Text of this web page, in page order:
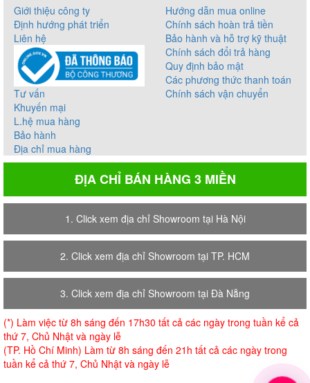
Giới thiệu công ty
Định hướng phát triển
Liên hệ
Tư vấn
Khuyến mại
L.hệ mua hàng
Bảo hành
Địa chỉ mua hàng
Hướng dẫn mua online
Chính sách hoàn trả tiền
Bảo hành và hỗ trợ kỹ thuật
Chính sách đổi trả hàng
Quy định bảo mật
Các phương thức thanh toán
Chính sách vận chuyển
ĐỊA CHỈ BÁN HÀNG 3 MIỀN
1. Click xem địa chỉ Showroom tại Hà Nội
2. Click xem địa chỉ Showroom tại TP. HCM
3. Click xem địa chỉ Showroom tại Đà Nẵng
(*) Làm việc từ 8h sáng đến 17h30 tất cả các ngày trong tuần kể cả
thứ 7, Chủ Nhật và ngày lễ
(TP. Hồ Chí Minh) Làm từ 8h sáng đến 21h tất cả các ngày trong
tuần kể cả thứ 7, Chủ Nhật và ngày lễ